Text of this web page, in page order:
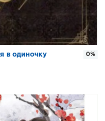
в одиночку 0%